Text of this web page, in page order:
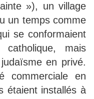
»), un village
un temps comme
se conformaient
catholique, mais
en privé.
commerciale en
étaient installés à